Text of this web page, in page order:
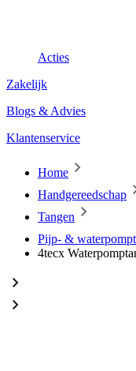
Acties
Zakelijk
Blogs & Advies
Klantenservice
Home
Handgereedschap
Tangen
Pijp- &
4tecx